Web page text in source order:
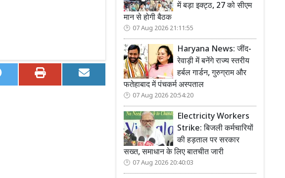
में बड़ा इक्ट्ठ, 27 को सीएम
मान से होगी बैठक
07 Aug 2026 21:11:55
Haryana News: जींद-
रेवाड़ी में बनेंगे राज्य स्तरीय
हर्बल गार्डन, गुरुग्राम और
फतेहाबाद में पंचकर्म अस्पताल
07 Aug 2026 20:54:20
Electricity Workers
Strike: बिजली कर्मचारियों
की हड़ताल पर सरकार
सख्त, समाधान के लिए बातचीत जारी
07 Aug 2026 20:40:03